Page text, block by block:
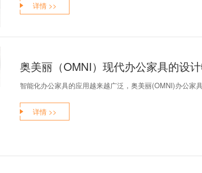
详情 >>
奥美丽（OMNI）现代办公家具的设
智能化办公家具的应用越来越广泛，奥美丽(OMNI)办公家
详情 >>